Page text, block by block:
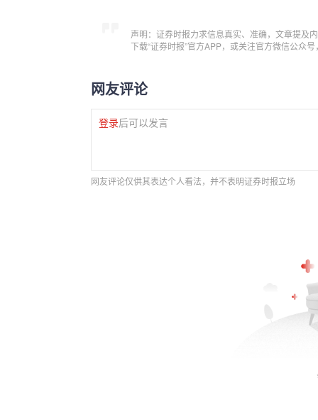
声明：证券时报力求信息真实、准确，文章提及
下载“证券时报”官方APP，或关注官方微信公众
网友评论
登录后可以发言
网友评论仅供其表达个人看法，并不表明证券时报立场